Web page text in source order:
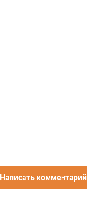
Написать комментарий